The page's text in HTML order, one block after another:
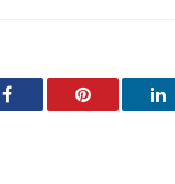
Facebook Pinterest